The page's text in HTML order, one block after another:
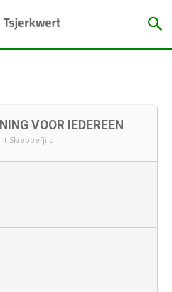
VOOR IEDEREEN
't Skieppefjild